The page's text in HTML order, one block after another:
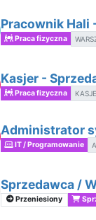
Pracownik Hali
Praca fizyczna
Kasjer -
Praca fizyczna
Administrator
IT / Programowanie
Sprzedawca /
Przeniesiony